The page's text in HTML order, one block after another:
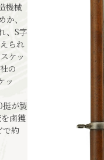
機械
、
、S字
られ
ケッ
の
ッ
挺が製
鹵獲
で約